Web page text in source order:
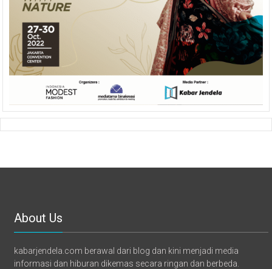
About Us
kabarjendela.com berawal dari blog dan kini menjadi media
informasi dan hiburan dikemas secara ringan dan berbeda.